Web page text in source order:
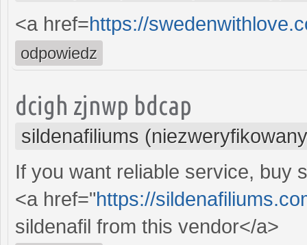
<a href=https://
odpowiedz
dcigh zjnwp bdcap
sildenafiliums
If you want reliable service, buy
<a href="https://
sildenafil from this vendor</a>